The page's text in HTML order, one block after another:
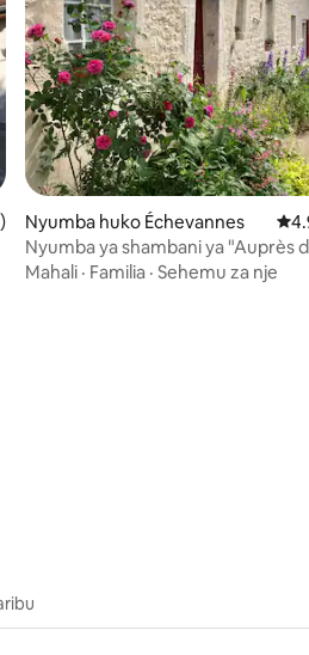
wastani wa 4.96 kati ya 5, tathmini
Nyumba huko Échevannes
Nyumba ya shambani ya "Auprès
orchard"
Mahali · Familia · Sehemu za nje